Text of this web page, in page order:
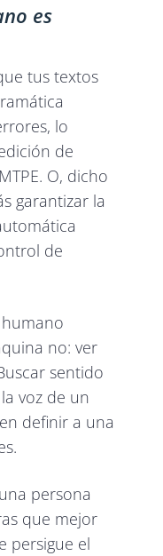
es
tus textos
lo
de
O, dicho
garantizar la
de
no: ver
sentido
voz de un
definir a una
persona
que mejor
persigue el